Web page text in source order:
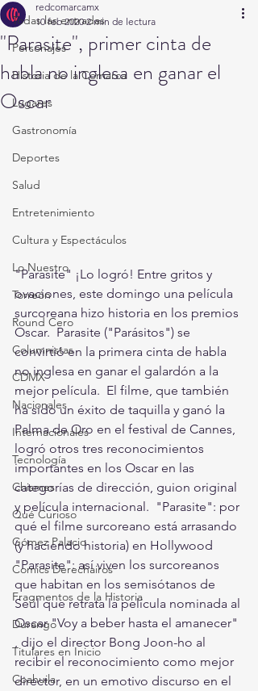
Todas las entradas
Personajes
Historia de la Comarca
Lugares
Gastronomía
Deportes
Salud
Entretenimiento
Cultura y Espectáculos
Lo Nuestro
Torreón
Round Cero
Columnistas
CDMX
Nacionales
Internacionales
Tecnología
Chismes
Qué Curioso
Gómez Palacio
Comics Derechairos
Fragmentos de la Historia
Durango
Titulares en Inicio
Coahuila
"Parasite", primer cinta de
habla no inglesa en ganar el
Oscar
redcomarcamx
10 feb 2020 2 min de lectura
"Parasite" ¡Lo logró! Entre gritos y
ovaciones, este domingo una película
surcoreana hizo historia en los premios
Oscar.  Parasite ("Parásitos") se
convirtió en la primera cinta de habla
no inglesa en ganar el galardón a la
mejor película.  El filme, que también
ha sido un éxito de taquilla y ganó la
Palma de Oro en el festival de Cannes,
logró otros tres reconocimientos
importantes en los Oscar en las
categorías de dirección, guion original
y película internacional.  "Parasite": por
qué el filme surcoreano está arrasando
(y haciendo historia) en Hollywood
"Parasite": así viven los surcoreanos
que habitan en los semisótanos de
Seúl que retrata la película nominada al
Oscar "Voy a beber hasta el amanecer"
, dijo el director Bong Joon-ho al
recibir el reconocimiento como mejor
director, en un emotivo discurso en el